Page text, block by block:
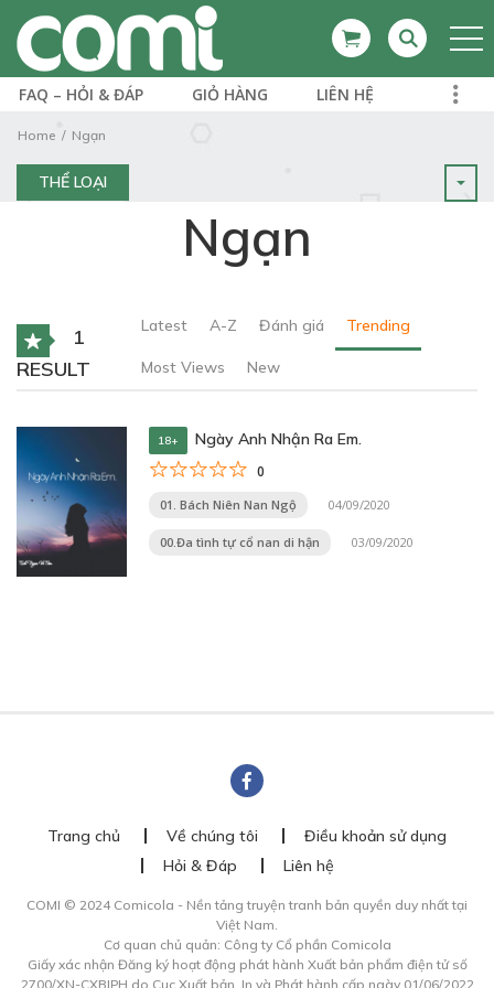
FAQ – HỎI & ĐÁP GIỎ HÀNG LIÊN HỆ
Home Ngạn
THỂ LOẠI
Ngạn
1
RESULT
Latest A-Z Đánh giá Trending
Most Views New
18+ Ngày Anh Nhận Ra Em.
0
01. Bách Niên Nan Ngộ 04/09/2020
00.Đa tình tự cổ nan di hận 03/09/2020
Trang chủ Về chúng tôi
Điều khoản sử dụng
Hỏi & Đáp
Liên hệ
COMI © 2024 Comicola - Nền tảng truyện tranh bản quyền duy nhất tại
Việt Nam.
Cơ quan chủ quản: Công ty Cổ phần Comicola
Giấy xác nhận Đăng ký hoạt động phát hành Xuất bản phẩm điện tử số
2700/XN-CXBIPH do Cục Xuất bản, In và Phát hành cấp ngày 01/06/2022